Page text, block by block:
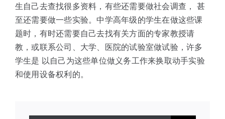
生自己去查找很多资料，有些还需要做社会调查， 甚
至还需要做一些实验。中学高年级的学生在做这些课
题时，有时还需要自己去找有关方面的专家教授请
教，或联系公司、大学、医院的试验室做试验，许多
学生是 以自己为这些单位做义务工作来换取动手实验
和使用设备权利的。